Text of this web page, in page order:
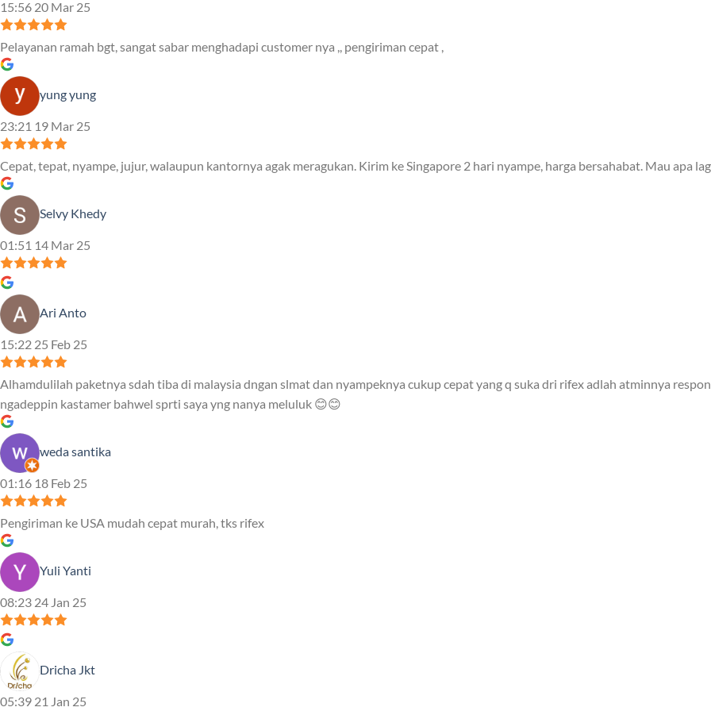
15:56 20 Mar 25
Pelayanan ramah bgt, sangat sabar menghadapi customer nya ,, pengiriman cepat ,
yung yung
23:21 19 Mar 25
Cepat, tepat, nyampe, jujur, walaupun kantornya agak meragukan. Kirim ke Singapore 2 hari nyampe, harga bersahabat. Mau apa
Selvy Khedy
01:51 14 Mar 25
Ari Anto
15:22 25 Feb 25
Alhamdulilah paketnya sdah tiba di malaysia dngan slmat dan nyampeknya cukup cepat yang q suka dri rifex adlah atminnya
ngadeppin kastamer bahwel sprti saya yng nanya meluluk 😊😊
weda santika
01:16 18 Feb 25
Pengiriman ke USA mudah cepat murah, tks rifex
Yuli Yanti
08:23 24 Jan 25
Dricha Jkt
05:39 21 Jan 25